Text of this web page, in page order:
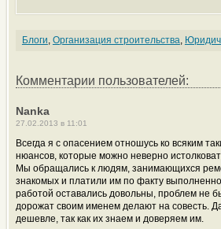
Блоги, Организация строительства,
Комментарии пользователей:
Nanka
27.02.2013 в 11:01
Всегда я с опасением отношусь ко всяким
нюансов, которые можно неверно
Мы обращались к людям, занимающихся
знакомых и платили им по факту
работой оставались довольны, проблем не
дорожат своим именем делают на совесть.
дешевле, так как их знаем и доверяем им.